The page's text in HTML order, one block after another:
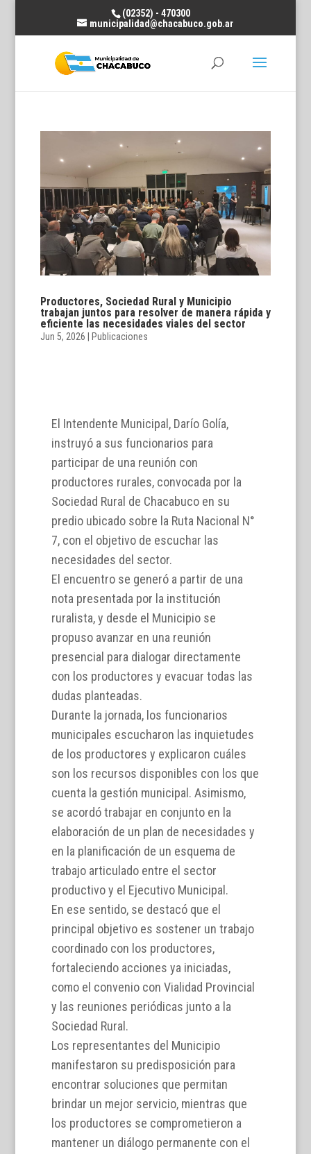
(02352) - 470300
municipalidad@chacabuco.gob.ar
Productores, Sociedad Rural y Municipio
trabajan juntos para resolver de manera rápida y
eficiente las necesidades viales del sector
Jun 5, 2026 Publicaciones
El Intendente Municipal, Darío Golía,
instruyó a sus funcionarios para
participar de una reunión con
productores rurales, convocada por la
Sociedad Rural de Chacabuco en su
predio ubicado sobre la Ruta Nacional N°
7, con el objetivo de escuchar las
necesidades del sector.
El encuentro se generó a partir de una
nota presentada por la institución
ruralista, y desde el Municipio se
propuso avanzar en una reunión
presencial para dialogar directamente
con los productores y evacuar todas las
dudas planteadas.
Durante la jornada, los funcionarios
municipales escucharon las inquietudes
de los productores y explicaron cuáles
son los recursos disponibles con los que
cuenta la gestión municipal. Asimismo,
se acordó trabajar en conjunto en la
elaboración de un plan de necesidades y
en la planificación de un esquema de
trabajo articulado entre el sector
productivo y el Ejecutivo Municipal.
En ese sentido, se destacó que el
principal objetivo es sostener un trabajo
coordinado con los productores,
fortaleciendo acciones ya iniciadas,
como el convenio con Vialidad Provincial
y las reuniones periódicas junto a la
Sociedad Rural.
Los representantes del Municipio
manifestaron su predisposición para
encontrar soluciones que permitan
brindar un mejor servicio, mientras que
los productores se comprometieron a
mantener un diálogo permanente con el